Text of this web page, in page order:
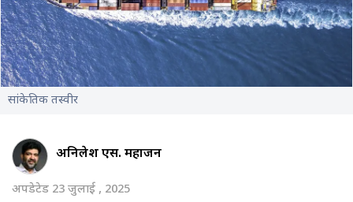
सांकेतिक तस्वीर
अनिलेश एस. महाजन
अपडेटेड 23 जुलाई , 2025